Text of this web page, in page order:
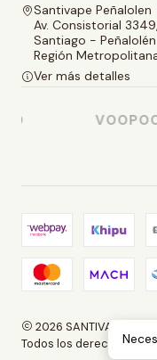
Santivape Peñalolen
Av. Consistorial
Santiago - Peñalolén
Región
Ver más detalles
VOOPOO
2026 SANTIVAPE.
Todos los derechos